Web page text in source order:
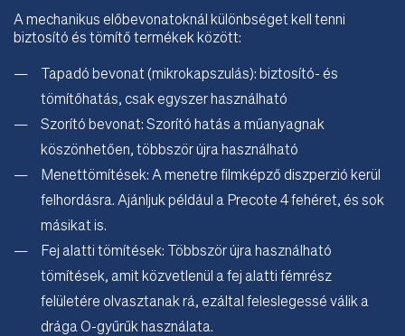
A mechanikus előbevonatoknál különbséget kell tenni
biztosító és tömítő termékek között:
Tapadó bevonat (mikrokapszulás): biztosító- és
tömítőhatás, csak egyszer használható
Szorító bevonat: Szorító hatás a műanyagnak
köszönhetően, többször újra használható
Menettömítések: A menetre filmképző diszperzió kerül
felhordásra. Ajánljuk például a Precote 4 fehéret, és sok
másikat is.
Fej alatti tömítések: Többször újra használható
tömítések, amit közvetlenül a fej alatti fémrész
felületére olvasztanak rá, ezáltal feleslegessé válik a
drága O-gyűrűk használata.